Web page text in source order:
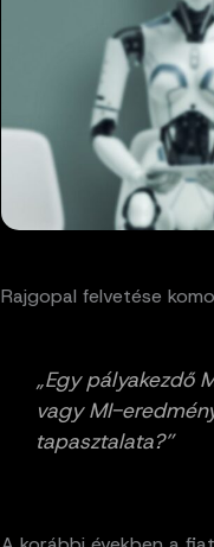
Rajgopal felvetése
„Egy pályakezdő
vagy MI-
tapasztalata?”